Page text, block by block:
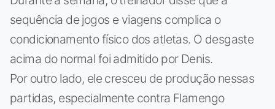
sequência de jogos e viagens complica o
condicionamento físico dos atletas. O desgaste
acima do normal foi admitido por Denis.
Por outro lado, ele cresceu de produção nessas
partidas, especialmente contra Flamengo